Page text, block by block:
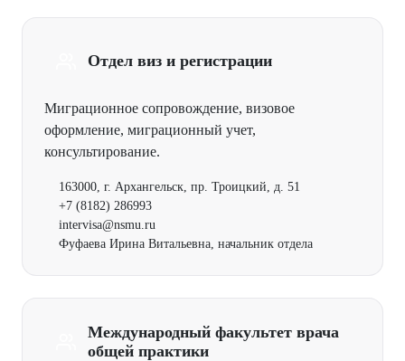
Отдел виз и регистрации
Миграционное сопровождение, визовое
оформление, миграционный учет,
консультирование.
163000, г. Архангельск, пр. Троицкий, д. 51
+7 (8182) 286993
intervisa@nsmu.ru
Фуфаева Ирина Витальевна, начальник отдела
Международный факультет врача
общей практики